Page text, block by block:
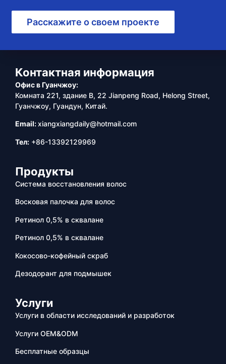
Расскажите о своем проекте
Контактная информация
Офис в Гуанчжоу:
Комната 221, здание B, 22 Jianpeng Road, Helong Street,
Гуанчжоу, Гуандун, Китай.
Email:xiangxiangdaily@hotmail.com
Тел: +86-13392129969
Продукты
Система восстановления волос
Восковая палочка для волос
Ретинол 0,5% в сквалане
Ретинол 0,5% в сквалане
Кокосово-кофейный скраб
Дезодорант для подмышек
Услуги
Услуги в области исследований и разработок
Услуги OEM&ODM
Бесплатные образцы